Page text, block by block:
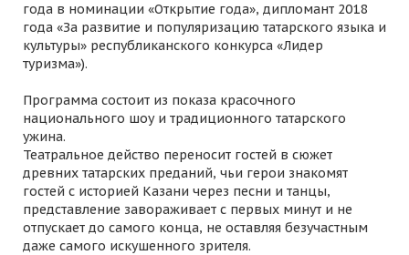
года в номинации «Открытие года», дипломант 2018
года «За развитие и популяризацию татарского языка и
культуры» республиканского конкурса «Лидер
туризма»).
Программа состоит из показа красочного
национального шоу и традиционного татарского
ужина.
Театральное действо переносит гостей в сюжет
древних татарских преданий, чьи герои знакомят
гостей с историей Казани через песни и танцы,
представление завораживает с первых минут и не
отпускает до самого конца, не оставляя безучастным
даже самого искушенного зрителя.